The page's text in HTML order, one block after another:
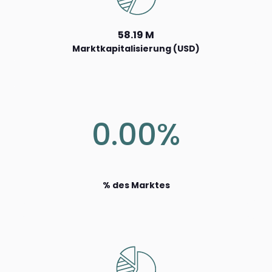
58.19 M
Marktkapitalisierung (USD)
0.00%
% des Marktes